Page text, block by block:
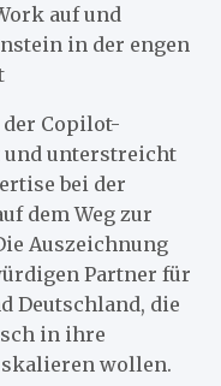
auf und
in der engen
Copilot-
und unterstreicht
bei der
dem Weg zur
Auszeichnung
Partner für
Deutschland, die
in ihre
wollen.